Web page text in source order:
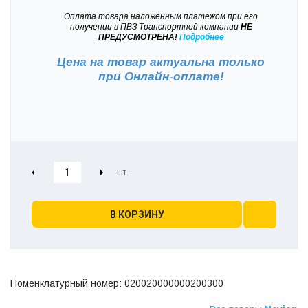
Оплата товара наложенным платежом при его
получении в ПВЗ Транспортной компанииНЕ
ПРЕДУСМОТРЕНА! Подробнее
Цена на товар актуальна только
при Онлайн-оплате!
В КОРЗИНУ
Номенклатурный номер: 020020000000200300